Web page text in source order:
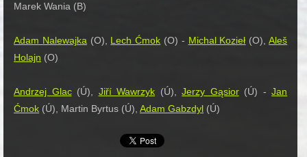
Marek Wania (B)
Adam Nalewajka (O), Lech Ćmok (O) - Michal Kozieł (O),Aleš
Holajn (O)
Andrzej Glac(Ú), Jiří Wawrzyk (Ú),Jerzy Gąsior(Ú) -Jan
Ćmok (Ú), Martin Byrtus (Ú), Adam Gabzdyl (Ú)